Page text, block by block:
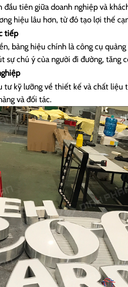
đầu tiên giữa doanh nghiệp và
hiệu lâu hơn, từ đó tạo lợi thế
tiếp
bảng hiệu chính là công cụ
sự chú ý của người đi đường, tăng
tư kỹ lưỡng về thiết kế và chất
và đối tác.